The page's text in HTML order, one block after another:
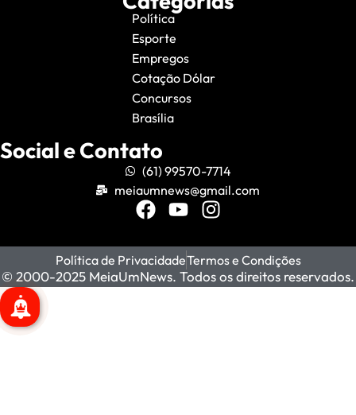
Política
Esporte
Empregos
Cotação Dólar
Concursos
Brasília
Social e Contato
(61) 99570-7714
meiaumnews@gmail.com
Política de PrivacidadeTermos e Condições
© 2000-2025 MeiaUmNews. Todos os direitos reservados.